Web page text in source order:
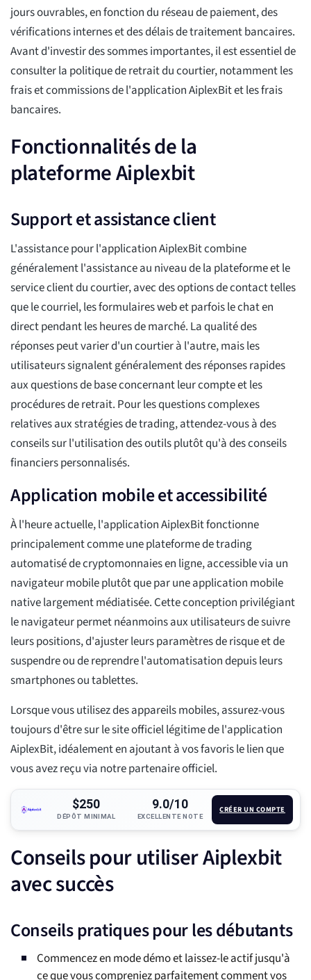
jours ouvrables, en fonction du réseau de paiement, des
vérifications internes et des délais de traitement bancaires.
Avant d'investir des sommes importantes, il est essentiel de
consulter la politique de retrait du courtier, notamment les
frais et commissions de l'application AiplexBit et les frais
bancaires.
Fonctionnalités de la
plateforme Aiplexbit
Support et assistance client
L'assistance pour l'application AiplexBit combine
généralement l'assistance au niveau de la plateforme et le
service client du courtier, avec des options de contact telles
que le courriel, les formulaires web et parfois le chat en
direct pendant les heures de marché. La qualité des
réponses peut varier d'un courtier à l'autre, mais les
utilisateurs signalent généralement des réponses rapides
aux questions de base concernant leur compte et les
procédures de retrait. Pour les questions complexes
relatives aux stratégies de trading, attendez-vous à des
conseils sur l'utilisation des outils plutôt qu'à des conseils
financiers personnalisés.
Application mobile et accessibilité
À l'heure actuelle, l'application AiplexBit fonctionne
principalement comme une plateforme de trading
automatisé de cryptomonnaies en ligne, accessible via un
navigateur mobile plutôt que par une application mobile
native largement médiatisée. Cette conception privilégiant
le navigateur permet néanmoins aux utilisateurs de suivre
leurs positions, d'ajuster leurs paramètres de risque et de
suspendre ou de reprendre l'automatisation depuis leurs
smartphones ou tablettes.
Lorsque vous utilisez des appareils mobiles, assurez-vous
toujours d'être sur le site officiel légitime de l'application
AiplexBit, idéalement en ajoutant à vos favoris le lien que
vous avez reçu via notre partenaire officiel.
$250
DÉPÔT MINIMAL
9.0/10
EXCELLENTE NOTE
CRÉER UN COMPTE
Conseils pour utiliser Aiplexbit
avec succès
Conseils pratiques pour les débutants
Commencez en mode démo et laissez-le actif jusqu'à
ce que vous compreniez parfaitement comment vos